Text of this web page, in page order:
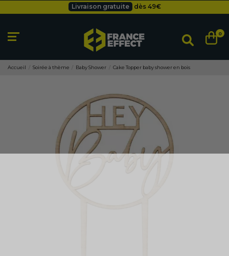
Livraison gratuite dès 49€
Livraison gratuite dès 49 0
Accueil Soirée à thème Baby Shower Cake Topper baby shower en bois